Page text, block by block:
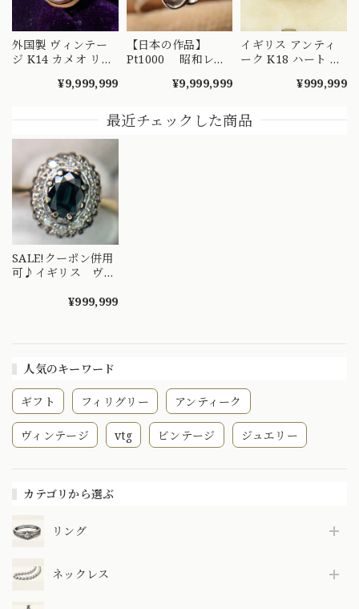
人気のキーワード
ギフト フィリグリー アンティーク
ヴィンテージ vtg ビンテージ ジュエリー
カテゴリから選ぶ
リング
ネックレス
外国製 ヴィンテー
ジ K14 カメオ リン
しめるようなデザイ
¥9,999,999
【日本の作品】
Pt1000 昭和レト
リング 捻り梅
り 吉祥文様 ～
楚々とした可憐な華
¥9,999,999
イギリス アンティ
ーク K18 ハート エ
り リング 1908年 バ
ーディアン 全周彫
刻 総柄 MR00841
¥999,999
最近チェックした商品
SALE!クーポン併用
可♪イギリス ヴィ
1966年 大きなブ
¥999,999